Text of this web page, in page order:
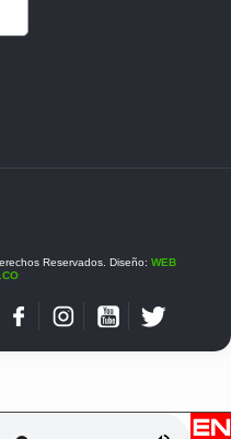
Reservados. Diseño: WEB